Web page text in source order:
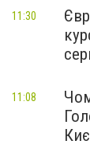
11:30
11:08